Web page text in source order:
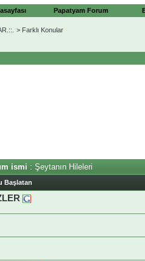
Papatyam Forum
> Farklı Konular
ismi : Şeytanın Hileleri
Başlatan